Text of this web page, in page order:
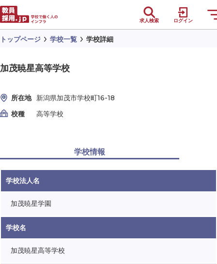
求人検索 ログイン
トップページ 学校一覧 学校詳細
加茂暁星高等学校
所在地
新潟県加茂市学校町16-18
校種
高等学校
学校情報
学校法人名
加茂暁星学園
学校名
加茂暁星高等学校